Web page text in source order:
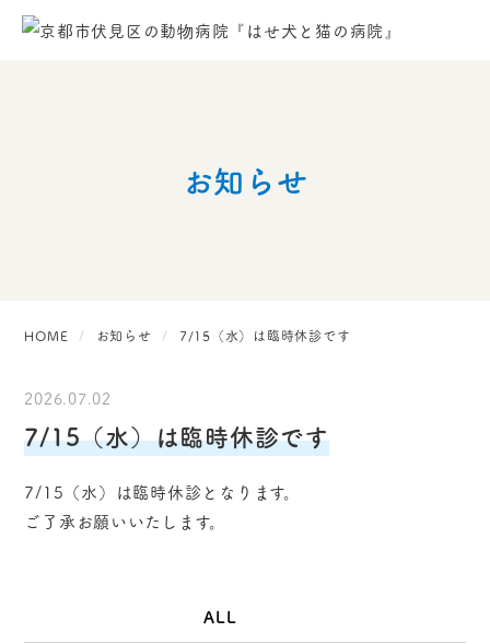
お知らせ
HOME お知らせ 7/15（水）は臨時休診です
2026.07.02
7/15（水）は臨時休診です
7/15（水）は臨時休診となります。
ご了承お願いいたします。
ALL